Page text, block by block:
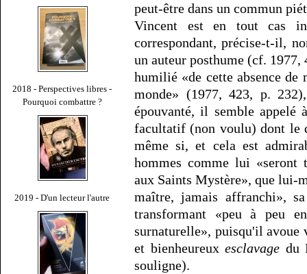
2018 - Perspectives libres -
Pourquoi combattre ?
2019 - D'un lecteur l'autre
peut-être dans un commun
Vincent est en tout cas
correspondant, précise-t-il,
un auteur posthume (cf. 1977,
humilié «de cette absence de
monde» (1977, 423, p.
épouvanté, il semble appelé
facultatif (non voulu) dont le
même si, et cela est
hommes comme lui «seront
aux Saints Mystère», que lui-
maître, jamais affranchi»,
transformant «peu à peu
surnaturelle», puisqu'il avoue
et bienheureuxesclavage du
souligne).